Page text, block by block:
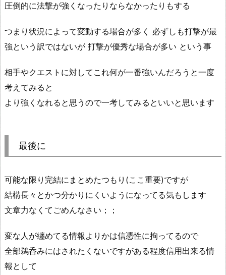
圧倒的に法撃が強くなったりならなかったりもする
つまり状況によって変動する場合が多く 必ずしも打撃が最
強という訳ではないが 打撃が優秀な場合が多い という事
相手やクエストに対してこれ何が一番強いんだろうと一度
考えてみると
より強くなれると思うので一考してみるといいと思います
最後に
可能な限り完結にまとめたつもり(ここ重要)ですが
結構長々とかつ分かりにくいようになってる気もします
文章力なくてごめんなさい；；
変な人が纏めてる情報よりかは信憑性に拘ってるので
全部鵜呑みにはされたくないですがある程度信用出来る情
報として